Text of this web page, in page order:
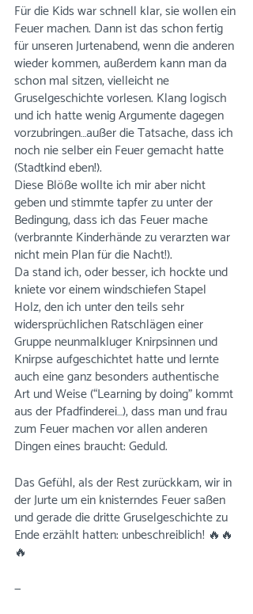
Für die Kids war schnell klar, sie wollen ein
Feuer machen. Dann ist das schon fertig
für unseren Jurtenabend, wenn die anderen
wieder kommen, außerdem kann man da
schon mal sitzen, vielleicht ne
Gruselgeschichte vorlesen. Klang logisch
und ich hatte wenig Argumente dagegen
vorzubringen…außer die Tatsache, dass ich
noch nie selber ein Feuer gemacht hatte
(Stadtkind eben!).
Diese Blöße wollte ich mir aber nicht
geben und stimmte tapfer zu unter der
Bedingung, dass ich das Feuer mache
(verbrannte Kinderhände zu verarzten war
nicht mein Plan für die Nacht!).
Da stand ich, oder besser, ich hockte und
kniete vor einem windschiefen Stapel
Holz, den ich unter den teils sehr
widersprüchlichen Ratschlägen einer
Gruppe neunmalkluger Knirpsinnen und
Knirpse aufgeschichtet hatte und lernte
auch eine ganz besonders authentische
Art und Weise (“Learning by doing” kommt
aus der Pfadfinderei…), dass man und frau
zum Feuer machen vor allen anderen
Dingen eines braucht: Geduld.
Das Gefühl, als der Rest zurückkam, wir in
der Jurte um ein knisterndes Feuer saßen
und gerade die dritte Gruselgeschichte zu
Ende erzählt hatten: unbeschreiblich! 🔥🔥
🔥
—